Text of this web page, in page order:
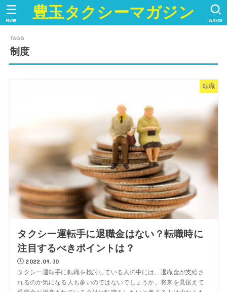
豊玉タクシーマガジン SEARCH
MENU
制度
転職
タクシー運転手に退職金はない？転職時に
注目するべきポイントは？
2022.09.30
タクシー運転手に転職を検討している人の中には、退職金が支給さ
れるのか気になる人も多いのではないでしょうか。将来を見据えて